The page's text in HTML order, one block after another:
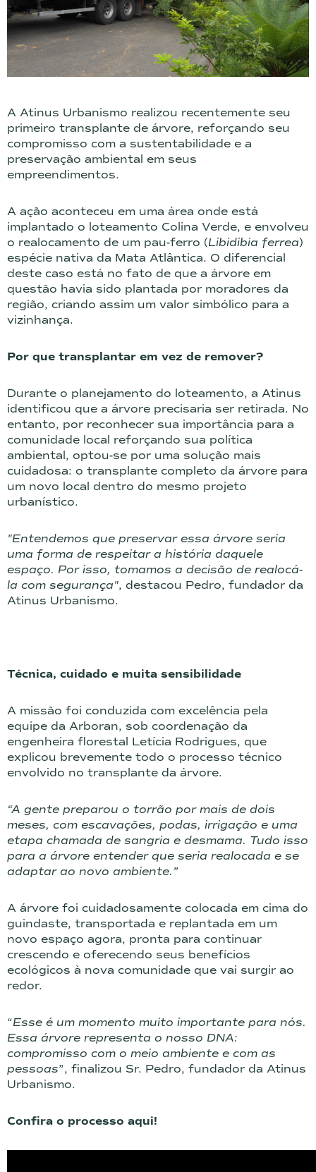
A Atinus Urbanismo realizou recentemente seu
primeiro transplante de árvore, reforçando seu
compromisso com a sustentabilidade e a
preservação ambiental em seus
empreendimentos.
A ação aconteceu em uma área onde está
implantado o loteamento Colina Verde, e envolveu
o realocamento de um pau-ferro (Libidibia ferrea)
espécie nativa da Mata Atlântica. O diferencial
deste caso está no fato de que a árvore em
questão havia sido plantada por moradores da
região, criando assim um valor simbólico para a
vizinhança.
Por que transplantar em vez de remover?
Durante o planejamento do loteamento, a Atinus
identificou que a árvore precisaria ser retirada. No
entanto, por reconhecer sua importância para a
comunidade local reforçando sua política
ambiental, optou-se por uma solução mais
cuidadosa: o transplante completo da árvore para
um novo local dentro do mesmo projeto
urbanístico.
"Entendemos que preservar essa árvore seria
uma forma de respeitar a história daquele
espaço. Por isso, tomamos a decisão de realocá-
la com segurança", destacou Pedro, fundador da
Atinus Urbanismo.
Técnica, cuidado e muita sensibilidade
A missão foi conduzida com excelência pela
equipe da Arboran, sob coordenação da
engenheira florestal Letícia Rodrigues, que
explicou brevemente todo o processo técnico
envolvido no transplante da árvore.
“A gente preparou o torrão por mais de dois
meses, com escavações, podas, irrigação e uma
etapa chamada de sangria e desmama. Tudo isso
para a árvore entender que seria realocada e se
adaptar ao novo ambiente.”
A árvore foi cuidadosamente colocada em cima do
guindaste, transportada e replantada em um
novo espaço agora, pronta para continuar
crescendo e oferecendo seus benefícios
ecológicos à nova comunidade que vai surgir ao
redor.
“Esse é um momento muito importante para nós.
Essa árvore representa o nosso DNA:
compromisso com o meio ambiente e com as
pessoas”, finalizou Sr. Pedro, fundador da Atinus
Urbanismo.
Confira o processo aqui!